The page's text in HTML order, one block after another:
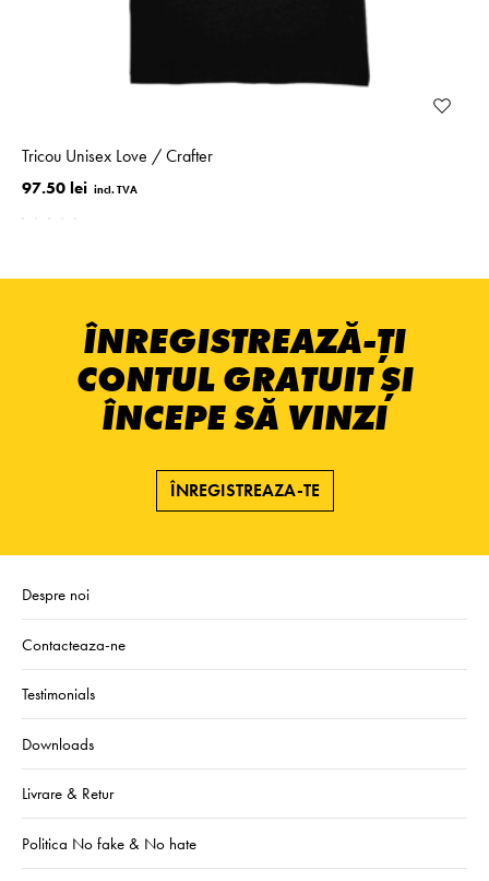
Tricou Unisex Love / Crafter
97.50 lei
ÎNREGISTREAZĂ-ȚI
CONTUL GRATUIT ȘI
ÎNCEPE SĂ VINZI
ÎNREGISTREAZA-TE
Despre noi
Contacteaza-ne
Testimonials
Downloads
Livrare & Retur
Politica No fake & No hate